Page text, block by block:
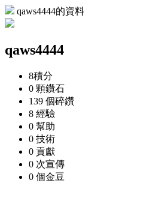
qaws4444的資料
qaws4444
8積分
0 顆鑽石
139 個碎鑽
8 經驗
0 幫助
0 技術
0 貢獻
0 次宣傳
0 個金豆